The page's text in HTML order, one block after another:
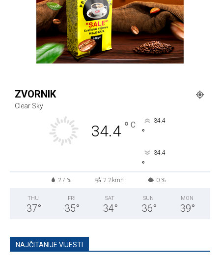
ZVORNIK
Clear Sky
34.4 ° C 34.4
°
34.4
°
27 % 2.2kmh 0 %
THU
37°
FRI
35°
SAT
34°
SUN
36°
MON
39°
NAJČITANIJE VIJESTI